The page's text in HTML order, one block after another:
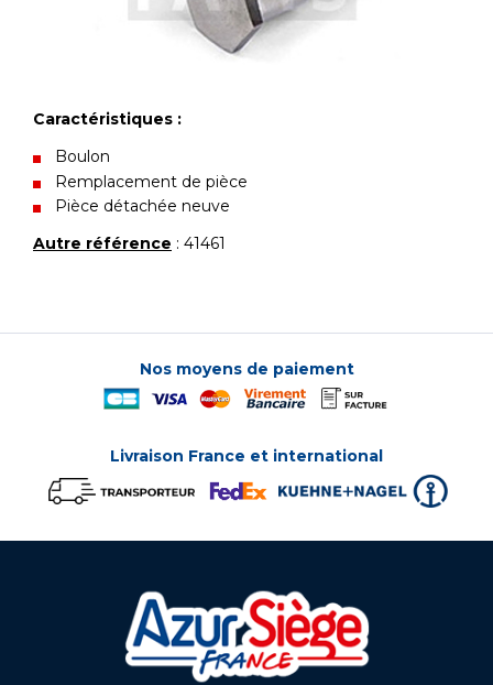
Caractéristiques :
Boulon
Remplacement de pièce
Pièce détachée neuve
Autre référence : 41461
Nos moyens de paiement
Livraison France et international